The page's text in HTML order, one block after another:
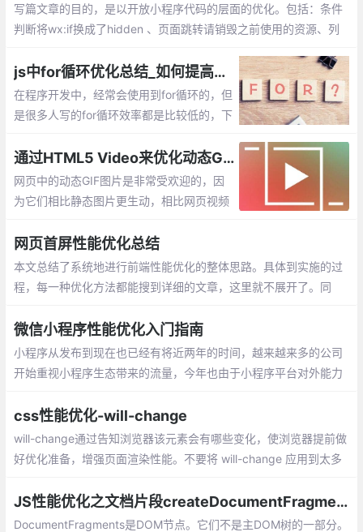
写篇文章的目的，是以开放小程序代码的层面的优化。包括：条件
判断将wx:if换成了hidden 、页面跳转请销毁之前使用的资源、列
put，应预留出键盘收起的时间
js中for循环优化总结_如何提高程序的执行效率
在程序开发中，经常会使用到for循环的，但
是很多人写的for循环效率都是比较低的，下
来提高我们程序的执行效率。
通过HTML5 Video来优化动态GIF
网页中的动态GIF图片是非常受欢迎的，因
为它们相比静态图片更生动，相比网页视频
积，就导致网页加载速度变慢，内存使用增
加
网页首屏性能优化总结
本文总结了系统地进行前端性能优化的整体思路。具体到实施的过
程，每一种优化方法都能搜到详细的文章，这里就不展开了。同
验。符合预期。
微信小程序性能优化入门指南
小程序从发布到现在也已经有将近两年的时间，越来越来多的公司
开始重视小程序生态带来的流量，今年也由于小程序平台对外能力
也自主的投入到小程序的开发当中
css性能优化-will-change
will-change通过告知浏览器该元素会有哪些变化，使浏览器提前做
好优化准备，增强页面渲染性能。不要将 will-change 应用到太多
JS性能优化之文档片段createDocumentFragment
DocumentFragments是DOM节点。它们不是主DOM树的一部分。